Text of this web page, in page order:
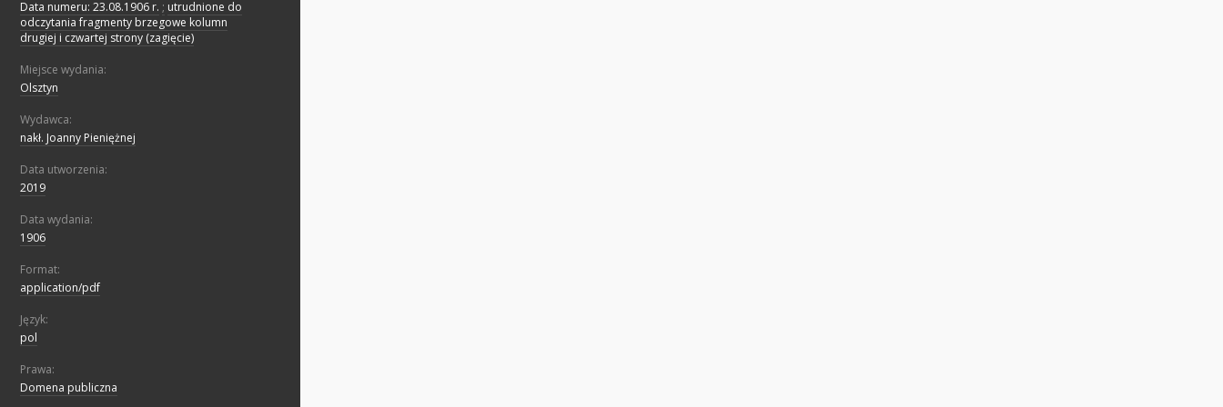
Data numeru: 23.08.1906 r. ; utrudnione do
odczytania fragmenty brzegowe kolumn
drugiej i czwartej strony (zagięcie)
Miejsce wydania:
Olsztyn
Wydawca:
nakł. Joanny Pieniężnej
Data utworzenia:
2019
Data wydania:
1906
Format:
application/pdf
Język:
pol
Prawa:
Domena publiczna